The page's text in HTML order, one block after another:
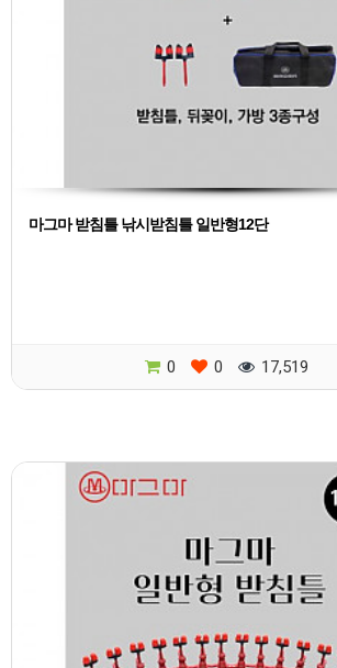
마그마 받침틀 낚시받침틀 일반형12단
0 0 17,519